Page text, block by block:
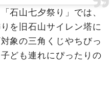
石山七夕祭り」では、
を旧石山サイレン塔に
象の三角くじやちびっ
ども連れにぴったりの